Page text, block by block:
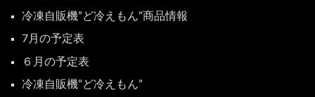
冷凍自販機”ど冷えもん”商品情報
7月の予定表
６月の予定表
冷凍自販機”ど冷えもん”